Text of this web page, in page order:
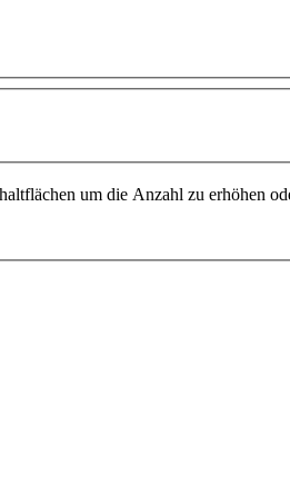
um die Anzahl zu erhöhen